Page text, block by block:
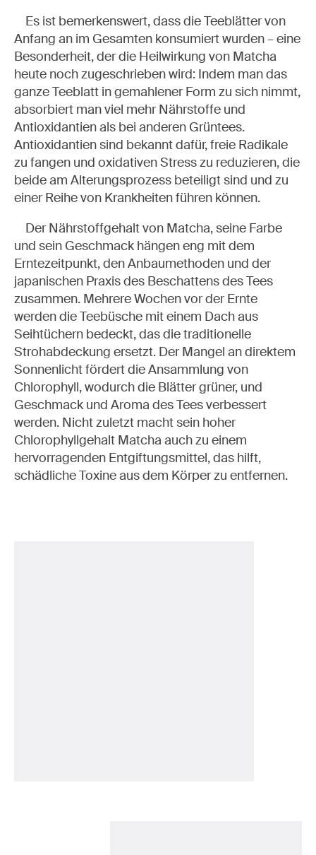
Es ist bemerkenswert, dass die Teeblätter von
Anfang an im Gesamten konsumiert wurden – eine
Besonderheit, der die Heilwirkung von Matcha
heute noch zugeschrieben wird: Indem man das
ganze Teeblatt in gemahlener Form zu sich nimmt,
absorbiert man viel mehr Nährstoffe und
Antioxidantien als bei anderen Grüntees.
Antioxidantien sind bekannt dafür, freie Radikale
zu fangen und oxidativen Stress zu reduzieren, die
beide am Alterungsprozess beteiligt sind und zu
einer Reihe von Krankheiten führen können.
Der Nährstoffgehalt von Matcha, seine Farbe
und sein Geschmack hängen eng mit dem
Erntezeitpunkt, den Anbaumethoden und der
japanischen Praxis des Beschattens des Tees
zusammen. Mehrere Wochen vor der Ernte
werden die Teebüsche mit einem Dach aus
Seihtüchern bedeckt, das die traditionelle
Strohabdeckung ersetzt. Der Mangel an direktem
Sonnenlicht fördert die Ansammlung von
Chlorophyll, wodurch die Blätter grüner, und
Geschmack und Aroma des Tees verbessert
werden. Nicht zuletzt macht sein hoher
Chlorophyllgehalt Matcha auch zu einem
hervorragenden Entgiftungsmittel, das hilft,
schädliche Toxine aus dem Körper zu entfernen.